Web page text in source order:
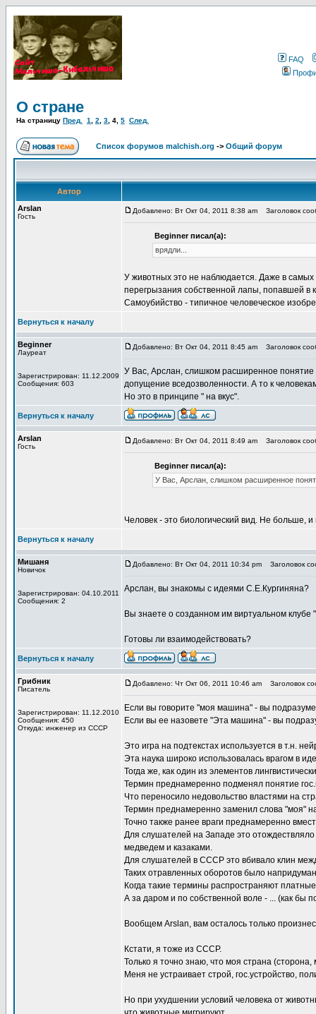
FAQ
О стране
На страницу Пред. 1 2 3 4 5 След.
Список форумов malchish.org -> Общий форум
Автор
Arslan
Гость
Добавлено: Вт Окт 04, 2011 8:38 am Заголовок
Beginner писал(а):
врядли...
У животных это не наблюдается. Даже в
перегрызания собственной лапы, попавшей в
Самоубийство - типичное человеческое
Вернуться к началу
Beginner
Лауреат
Зарегистрирован: 11.12.2009
Сообщения: 603
Добавлено: Вт Окт 04, 2011 8:45 am Заголовок
У Вас, Арслан, слишком расширенное понятие
допущение вседозволенности. А то к
Но это в принципе " на вкус".
Вернуться к началу
Arslan
Гость
Добавлено: Вт Окт 04, 2011 8:49 am Заголовок
Beginner писал(а):
У Вас, Арслан, слишком расширенное
Человек - это биологический вид. Не больше,
Вернуться к началу
Мишаня
Новичок
Зарегистрирован: 04.10.2011
Сообщения: 2
Добавлено: Вт Окт 04, 2011 10:34 pm Заголовок
Арслан, вы знакомы с идеями С.Е.Кургиняна?
Вы знаете о созданном им виртуальном клубе
Готовы ли взаимодействовать?
Вернуться к началу
Грибник
Писатель
Зарегистрирован: 11.12.2010
Сообщения: 450
Откуда: инженер из СССР
Добавлено: Чт Окт 06, 2011 10:46 am Заголовок
Если вы говорите "моя машина" - вы
Если вы ее назовете "Эта машина" - вы
Это игра на подтекстах используется в т.н.
Эта наука широко использовалась врагом в
Тогда же, как один из элементов
Термин преднамеренно подменял понятие
Что переносило недовольство властями на
Термин преднамеренно заменил слова "моя"
Точно также ранее враги преднамеренно
Для слушателей на Западе это
медведем и казаками.
Для слушателей в СССР это вбивало клин
Таких отравленных оборотов было
Когда такие термины распространяют
А за даром и по собственной воле - ... (как бы
Вообщем Arslan, вам осталось только
Кстати, я тоже из СССР.
Только я точно знаю, что моя страна (сторона,
Меня не устраивает строй, гос.устройство,
Но при ухудшении условий человека от